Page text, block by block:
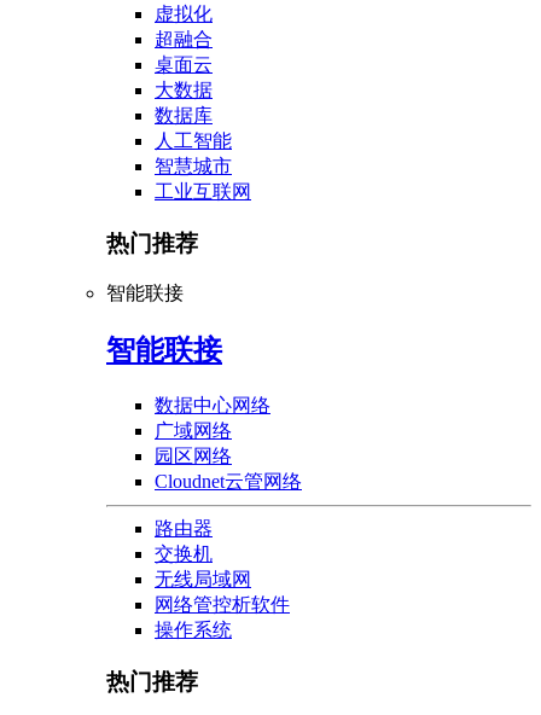
虚拟化
超融合
桌面云
大数据
数据库
人工智能
智慧城市
工业互联网
热门推荐
智能联接
智能联接
数据中心网络
广域网络
园区网络
Cloudnet云管网络
路由器
交换机
无线局域网
网络管控析软件
操作系统
热门推荐